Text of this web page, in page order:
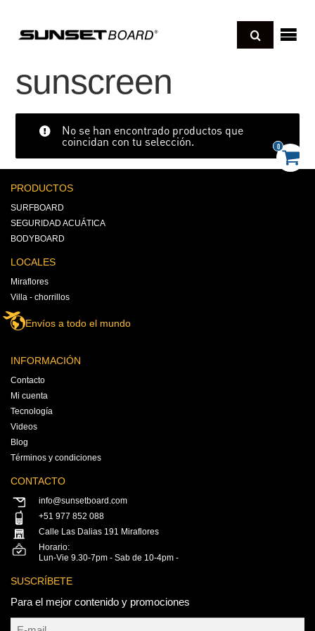
SCHOOL BOARD
pro
o Sledsy cuidados
sunscreen
No se han encontrado productos que
coincidan con tu selección.
PRODUCTOS
SURFBOARD
SEGURIDAD ACUÁTICA
BODYBOARD
LOCALES
Miraflores
Villa - chorrillos
Envíos a todo el mundo
INFORMACIÓN
Contacto
Mi cuenta
Tecnología
Videos
Blog
Términos y condiciones
CONTACTO
info@sunsetboard.com
+51 977 852 088
Calle Las Dalias 191 Miraflores
Horario:
Lun-Vie 9.30-7pm - Sab de 10-4pm -
SUSCRÍBETE
Para el mejor contenido y promociones
0